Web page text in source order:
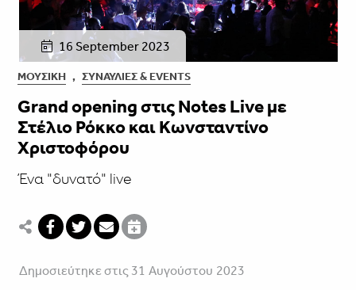
16 September 2023
ΜΟΥΣΙΚΉ , ΣΥΝΑΥΛΊΕΣ & EVENTS
Grand opening στις Notes Live με
Στέλιο Ρόκκο και Κωνσταντίνο
Χριστοφόρου
Ένα "δυνατό" live
Δημοσιεύτηκε στις 31 Αυγούστου 2023